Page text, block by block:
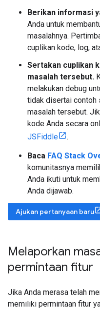
Berikan informasi
Anda untuk
masalahnya.
cuplikan kode, log,
Sertakan cuplikan
masalah tersebut.
melakukan debug
tidak disertai contoh
masalah tersebut.
kode Anda secara
JSFiddle
.
Baca FAQ Stack
komunitasnya
Anda ikuti untuk
Anda dijawab.
Ajukan pertanyaan baru
Melaporkan
permintaan fitur
Jika Anda merasa telah
memiliki permintaan fitur